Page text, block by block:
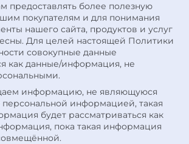
предоставлять более полезную
покупателям и для понимания
нашего сайта, продуктов и услуг
Для целей настоящей Политики
совокупные данные
как данные/информация, не
информацию, не являющуюся
персональной информацией, такая
будет рассматриваться как
пока такая информация